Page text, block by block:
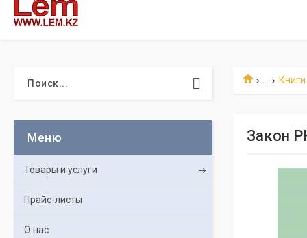
Книги
Закон
Товары и услуги
Прайс-листы
О нас